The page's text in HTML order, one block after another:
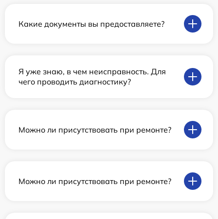
Какие документы вы предоставляете?
Я уже знаю, в чем неисправность. Для
чего проводить диагностику?
Можно ли присутствовать при ремонте?
Можно ли присутствовать при ремонте?